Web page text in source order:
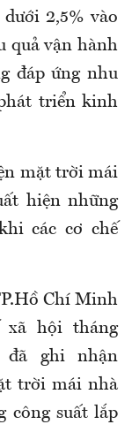
2,5% vào
quả vận hành
đáp ứng nhu
triển kinh
mặt trời mái
hiện những
các cơ chế
Chí Minh
xã hội tháng
đã ghi nhận
trời mái nhà
công suất lắp